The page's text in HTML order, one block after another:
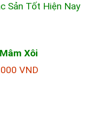
Sản Tốt Hiện Nay
Xôi
VND